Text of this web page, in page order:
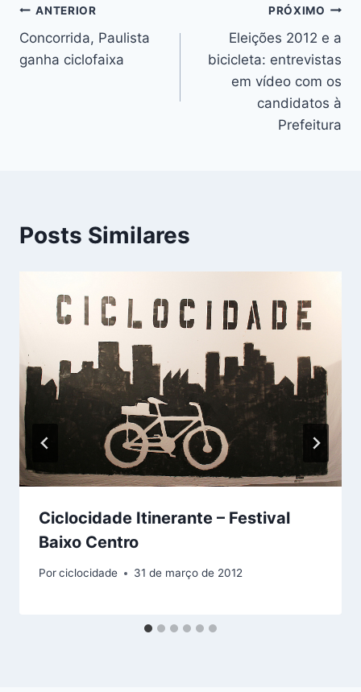
Navegação
de
ANTERIOR
Concorrida, Paulista
ganha ciclofaixa
PRÓXIMO
Eleições 2012 e a
bicicleta: entrevistas
em vídeo com os
candidatos à
Prefeitura
Posts Similares
Ciclocidade Itinerante – Festival
Baixo Centro
Porciclocidade 31 de março de 2012